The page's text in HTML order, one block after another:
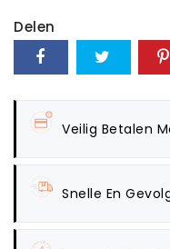
Delen
Veilig Betalen
Snelle En